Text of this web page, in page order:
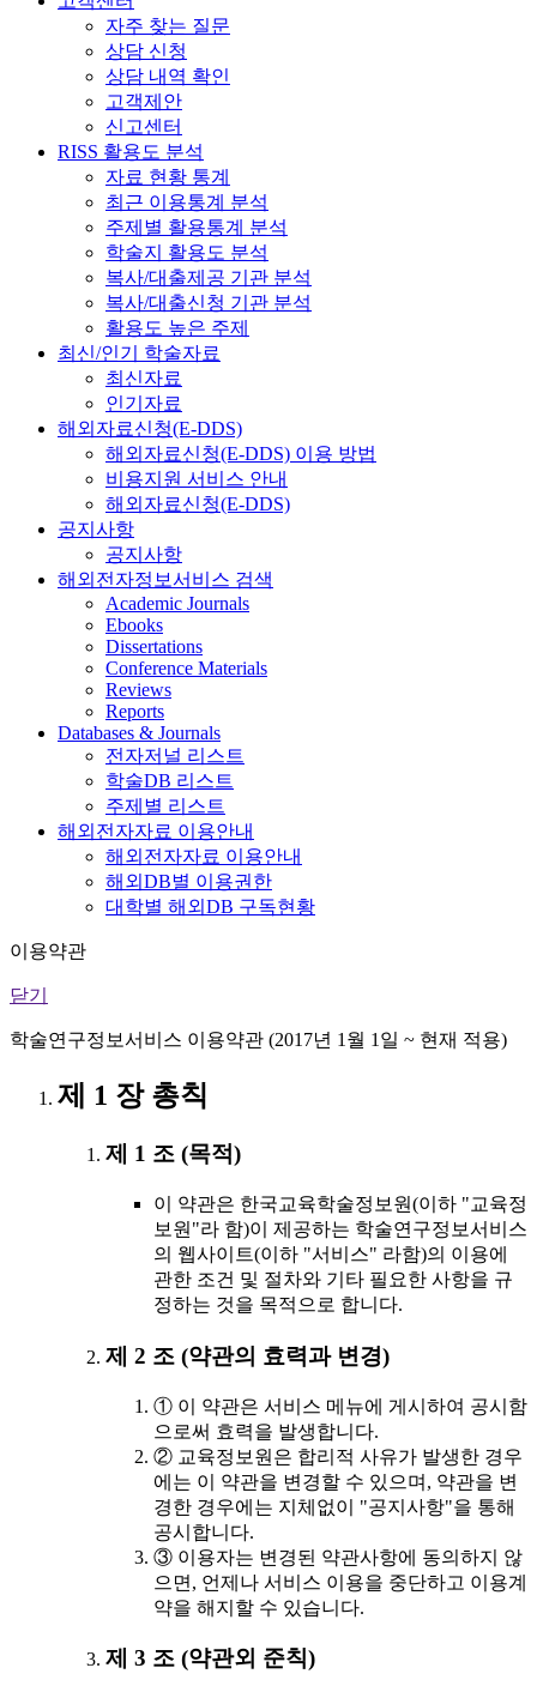
자주 찾는 질문
상담 신청
상담 내역 확인
고객제안
신고센터
RISS 활용도 분석
자료 현황 통계
최근 이용통계 분석
주제별 활용통계 분석
학술지 활용도 분석
복사/대출제공 기관 분석
복사/대출신청 기관 분석
활용도 높은 주제
최신/인기 학술자료
최신자료
인기자료
해외자료신청(E-DDS)
해외자료신청(E-DDS) 이용 방법
비용지원 서비스 안내
해외자료신청(E-DDS)
공지사항
공지사항
해외전자정보서비스 검색
Academic Journals
Ebooks
Dissertations
Conference Materials
Reviews
Reports
Databases & Journals
전자저널 리스트
학술DB 리스트
주제별 리스트
해외전자자료 이용안내
해외전자자료 이용안내
해외DB별 이용권한
대학별 해외DB 구독현황
이용약관
닫기
학술연구정보서비스 이용약관 (2017년 1월 1일 ~ 현재 적용)
제 1 장 총칙
제 1 조 (목적)
이 약관은 한국교육학술정보원(이하 "교육정
보원"라 함)이 제공하는 학술연구정보서비스
의 웹사이트(이하 "서비스" 라함)의 이용에
관한 조건 및 절차와 기타 필요한 사항을 규
정하는 것을 목적으로 합니다.
제 2 조 (약관의 효력과 변경)
① 이 약관은 서비스 메뉴에 게시하여 공시함
으로써 효력을 발생합니다.
② 교육정보원은 합리적 사유가 발생한 경우
에는 이 약관을 변경할 수 있으며, 약관을 변
경한 경우에는 지체없이 "공지사항"을 통해
공시합니다.
③ 이용자는 변경된 약관사항에 동의하지 않
으면, 언제나 서비스 이용을 중단하고 이용계
약을 해지할 수 있습니다.
제 3 조 (약관외 준칙)